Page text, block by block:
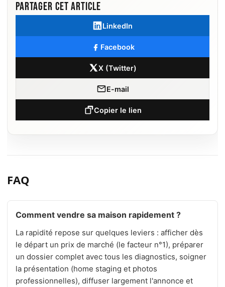
Partager cet article
LinkedIn
Facebook
X (Twitter)
E-mail
Copier le lien
FAQ
Comment vendre sa maison rapidement ?
La rapidité repose sur quelques leviers : afficher dès
le départ un prix de marché (le facteur n°1), préparer
un dossier complet avec tous les diagnostics, soigner
la présentation (home staging et photos
professionnelles), diffuser largement l'annonce et